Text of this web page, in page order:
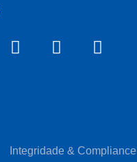
Integridade & Compliance